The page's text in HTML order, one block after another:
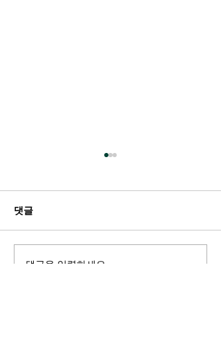
트랜스젠더 시술을 받고 난
댓글
댓글을 입력하세요.